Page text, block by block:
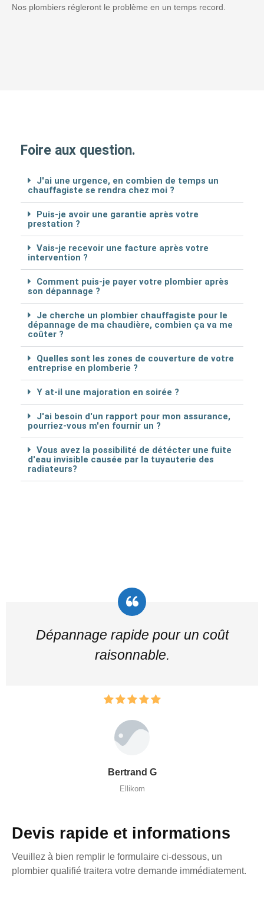
Nos plombiers régleront le problème en un temps record.
Foire aux question.
J'ai une urgence, en combien de temps un
chauffagiste se rendra chez moi ?
Puis-je avoir une garantie après votre
prestation ?
Vais-je recevoir une facture après votre
intervention ?
Comment puis-je payer votre plombier après
son dépannage ?
Je cherche un plombier chauffagiste pour le
dépannage de ma chaudière, combien ça va me
coûter ?
Quelles sont les zones de couverture de votre
entreprise en plomberie ?
Y at-il une majoration en soirée ?
J'ai besoin d'un rapport pour mon assurance,
pourriez-vous m'en fournir un ?
Vous avez la possibilité de détécter une fuite
d'eau invisible causée par la tuyauterie des
radiateurs?
Dépannage rapide pour un coût
raisonnable.
Bertrand G
Ellikom
Devis rapide et informations
Veuillez à bien remplir le formulaire ci-dessous, un
plombier qualifié traitera votre demande immédiatement.